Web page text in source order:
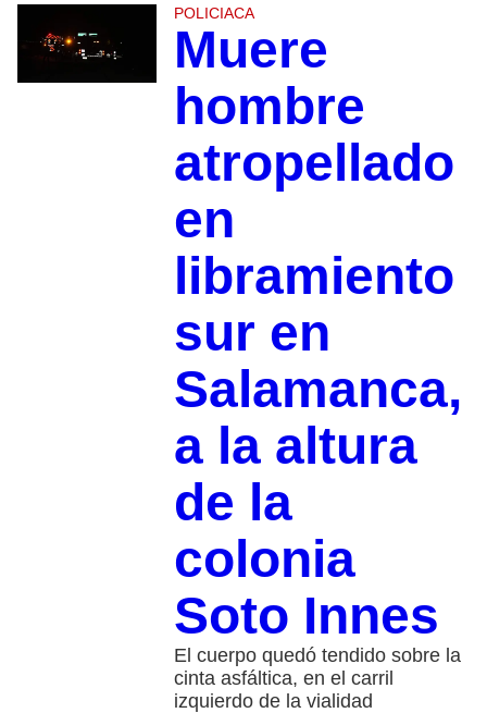
POLICIACA
Muere
hombre
atropellado
en
libramiento
sur en
Salamanca,
a la altura
de la
colonia
Soto Innes
El cuerpo quedó tendido sobre la
cinta asfáltica, en el carril
izquierdo de la vialidad